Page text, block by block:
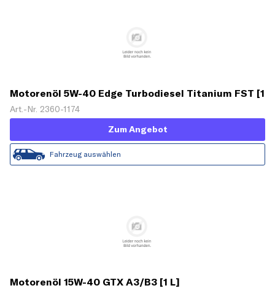
Motorenöl 5W-40 Edge Turbodiesel Titanium FST [1
L]
Art.-Nr. 2360-1174
Zum Angebot
Fahrzeug auswählen
Motorenöl 15W-40 GTX A3/B3 [1 L]